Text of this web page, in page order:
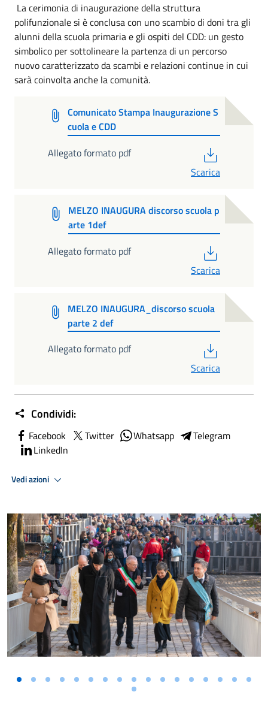
La cerimonia di inaugurazione della struttura
polifunzionale si è conclusa con uno scambio di doni tra gli
alunni della scuola primaria e gli ospiti del CDD: un gesto
simbolico per sottolineare la partenza di un percorso
nuovo caratterizzato da scambi e relazioni continue in cui
sarà coinvolta anche la comunità.
Comunicato Stampa Inaugurazione S
cuola e CDD
Allegato formato pdf
Scarica
MELZO INAUGURA discorso scuola p
arte 1def
Allegato formato pdf
Scarica
MELZO INAUGURA_discorso scuola
parte 2 def
Allegato formato pdf
Scarica
Condividi:
Facebook Twitter Whatsapp
Telegram
LinkedIn
Vedi azioni